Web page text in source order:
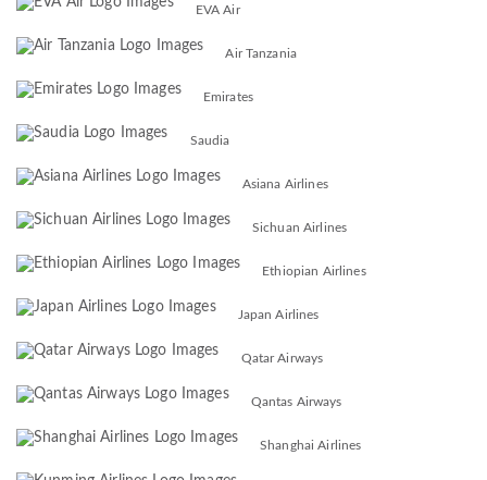
EVA Air
Air Tanzania
Emirates
Saudia
Asiana Airlines
Sichuan Airlines
Ethiopian Airlines
Japan Airlines
Qatar Airways
Qantas Airways
Shanghai Airlines